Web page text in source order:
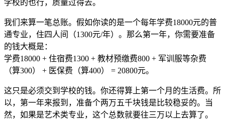
学校的也行，质量过得去。
我们来算一笔总账。假如你读的是一个每年学费18000元的普
通专业，住四人间（1300元/年）。那么第一年，你需要准备
的钱大概是：
学费18000 + 住宿费1300 + 教材预缴费800 + 军训服等杂费
（算300） + 医保费（算400） = 20800元。
这只是必须交到学校的钱。你还得算上第一个月的生活费。所
以，第一年来报到，准备个两万五千块钱是比较稳妥的。当
然，如果是艺术类专业，这个总数就要往三万以上去算了。